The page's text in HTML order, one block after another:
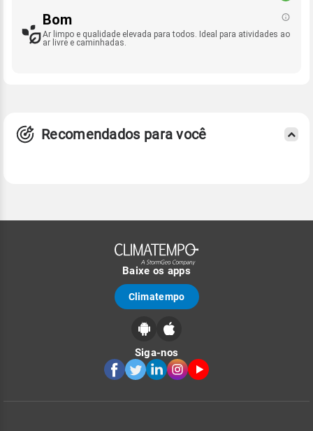
Bom
Ar limpo e qualidade elevada para todos. Ideal para atividades ao
ar livre e caminhadas.
Recomendados para você
Baixe os apps
Climatempo
Siga-nos